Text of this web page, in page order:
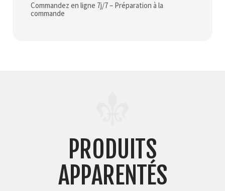
Commandez en ligne 7j/7 – Préparation à la
commande
PRODUITS
APPARENTÉS